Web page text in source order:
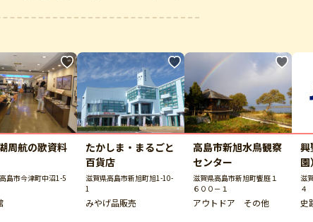
周航の歌資料
島市今津町中沼1-5
たかしま・まるごと
百貨店
滋賀県高島市新旭町旭1-10-
1
みやげ品販売
高島市新旭水鳥観察
センター
滋賀県高島市新旭町饗庭１
６００－１
アウトドア その他
興
園）
滋
４
史